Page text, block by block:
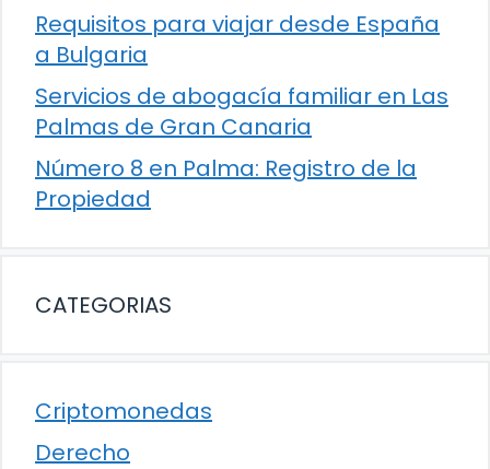
Requisitos para viajar desde España
a Bulgaria
Servicios de abogacía familiar en Las
Palmas de Gran Canaria
Número 8 en Palma: Registro de la
Propiedad
CATEGORIAS
Criptomonedas
Derecho